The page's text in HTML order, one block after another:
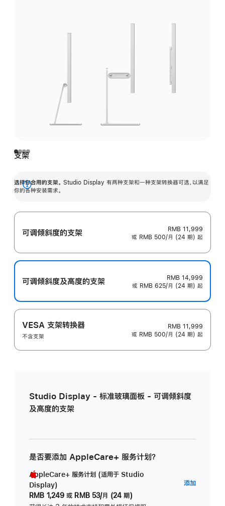
支架
选择你合用的支架。 Studio Display 有两种支架和一种支架转换器可选，以满足
你的各种安装需求。
展
可调倾斜度的支架
RMB 11,999
或 RMB 500/月 (24 期) 起
可调倾斜度及高‍度的支‍架
RMB 14,999
或 RMB 625/月 (24 期) 起
VESA 支架转换器
不含支架
RMB 11,999
或 RMB 500/月 (24 期) 起
Studio Display - 标准玻璃面板 - 可调倾斜度
及高度的支架
是否要添加 AppleCare+ 服务计划？
AppleCare+ 服务计划 (适用于 Studio
Display)
RMB 1,249 或 RMB 53/月 (24 期)
添加